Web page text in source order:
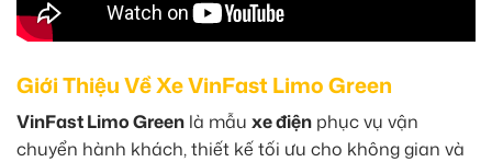
Giới Thiệu Về Xe VinFast Limo Green
VinFast Limo Green là mẫu xe điện phục vụ vận
chuyển hành khách, thiết kế tối ưu cho không gian và